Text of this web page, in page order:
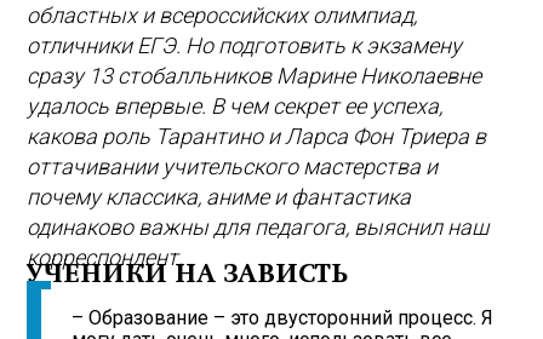
областных и всероссийских олимпиад,
отличники ЕГЭ. Но подготовить к экзамену
сразу 13 стобалльников Марине Николаевне
удалось впервые. В чем секрет ее успеха,
какова роль Тарантино и Ларса Фон Триера в
оттачивании учительского мастерства и
почему классика, аниме и фантастика
одинаково важны для педагога, выяснил наш
корреспондент.
УЧЕНИКИ НА ЗАВИСТЬ
– Образование – это двусторонний процесс. Я